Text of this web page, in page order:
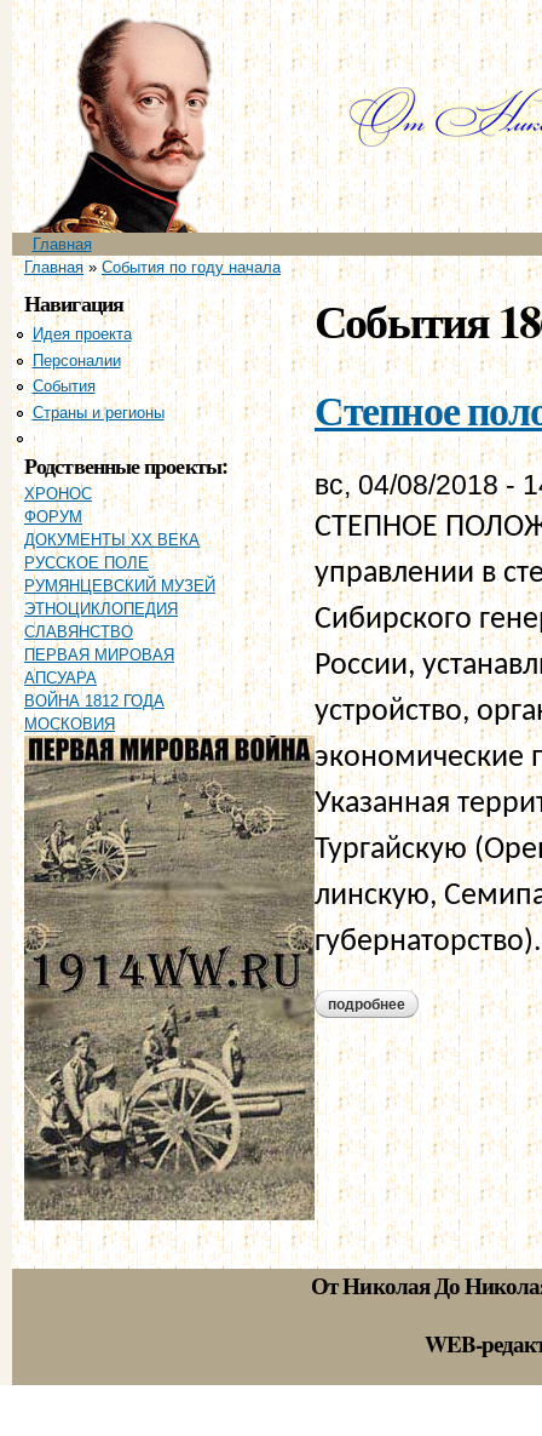
Главное меню
Главная
Вы здесь
Главная» События по году начала
Навигация
Идея проекта
Персоналии
События
Страны и регионы
Хронология
Родственные проекты:
ХРОНОС
ФОРУМ
ДОКУМЕНТЫ XX ВЕКА
РУССКОЕ ПОЛЕ
РУМЯНЦЕВСКИЙ МУЗЕЙ
ЭТНОЦИКЛОПЕДИЯ
СЛАВЯНСТВО
ПЕРВАЯ МИРОВАЯ
АПСУАРА
ВОЙНА 1812 ГОДА
МОСКОВИЯ
События
Степное
вс, 04/08/2018 -
СТЕПНОЕ
управлении в
Сибирского
России,
устройство,
экономические
Указанная
Тургайскую
линскую,
губернаторство).
подробнее о степное
От Николая До
WEB-